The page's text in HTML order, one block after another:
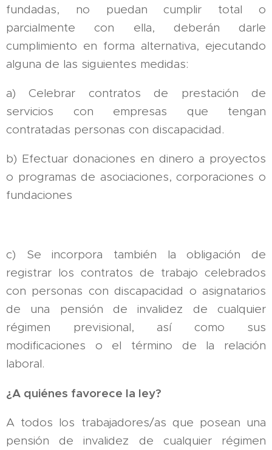
fundadas, no puedan cumplir total o
parcialmente con ella, deberán darle
cumplimiento en forma alternativa, ejecutando
alguna de las siguientes medidas:
a) Celebrar contratos de prestación de
servicios con empresas que tengan
contratadas personas con discapacidad.
b) Efectuar donaciones en dinero a proyectos
o programas de asociaciones, corporaciones o
fundaciones
c) Se incorpora también la obligación de
registrar los contratos de trabajo celebrados
con personas con discapacidad o asignatarios
de una pensión de invalidez de cualquier
régimen previsional, así como sus
modificaciones o el término de la relación
laboral.
¿A quiénes favorece la ley?
A todos los trabajadores/as que posean una
pensión de invalidez de cualquier régimen